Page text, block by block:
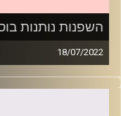
השפנות נותנות
18/07/2022
ביטחון עצמי נמוך
הפסיכולוגיה. אין